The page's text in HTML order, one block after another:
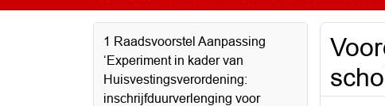
1 Raadsvoorstel Aanpassing
‘Experiment in kader van
Huisvestingsverordening:
inschrijfduurverlenging voor